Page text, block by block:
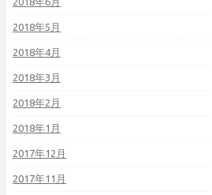
2018年5月
2018年4月
2018年3月
2018年2月
2018年1月
2017年12月
2017年11月